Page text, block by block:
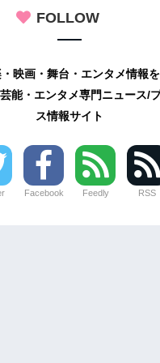
FOLLOW
映画・舞台・エンタメ情報
能・エンタメ専門ニュース/
ス情報サイト
Facebook Feedly RSS